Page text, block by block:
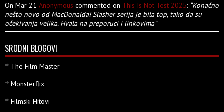
On Mar 21 Anonymous commented on This Is Not Test 2025: “Konačno
nešto novo od MacDonalda! Slasher serija je bila top, tako da su
očekivanja velika. Hvala na preporuci i linkovima”
SRODNI BLOGOVI
The Film Master
Monsterflix
Filmski Hitovi